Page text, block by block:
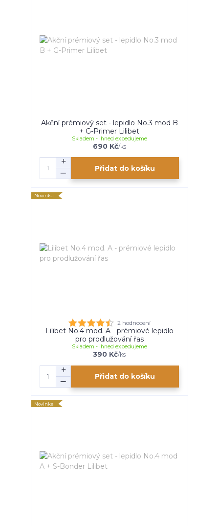
Akční prémiový set - lepidlo No.3 mod B
+ G-Primer Lilibet
690 Kč/ks
Skladem - ihned expedujeme
Přidat do košíku
Novinka
2 hodnocení
Lilibet No.4 mod. A - prémiové lepidlo
pro prodlužování řas
390 Kč/ks
Skladem - ihned expedujeme
Přidat do košíku
Novinka